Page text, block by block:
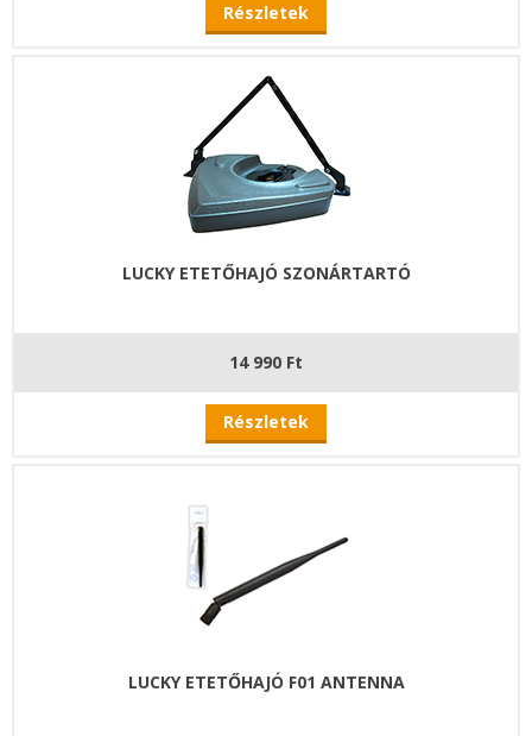
Részletek
LUCKY ETETŐHAJÓ SZONÁRTARTÓ
14 990 Ft
Részletek
LUCKY ETETŐHAJÓ F01 ANTENNA